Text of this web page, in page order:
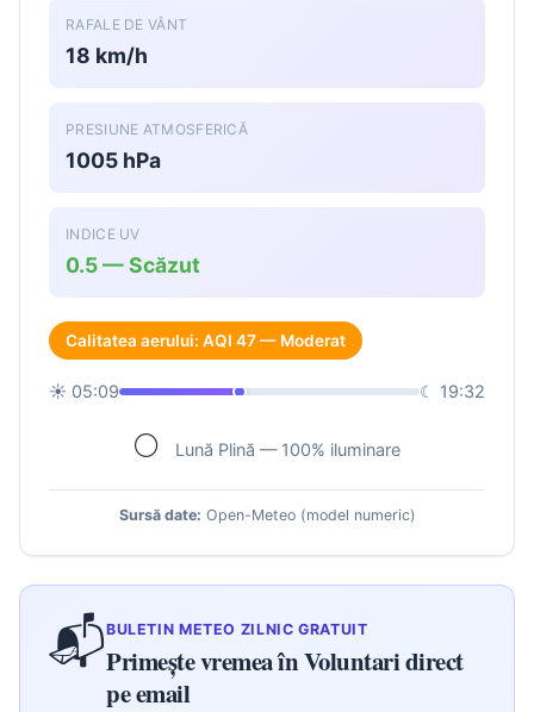
RAFALE DE VÂNT
18 km/h
PRESIUNE ATMOSFERICĂ
1005 hPa
INDICE UV
0.5 — Scăzut
Calitatea aerului: AQI 47 — Moderat
☀ 05:09 ☾ 19:32
🌕 Lună Plină — 100% iluminare
Sursă date: Open-Meteo (model numeric)
📬BULETIN METEO ZILNIC GRATUIT
Primește vremea în Voluntari direct
pe email